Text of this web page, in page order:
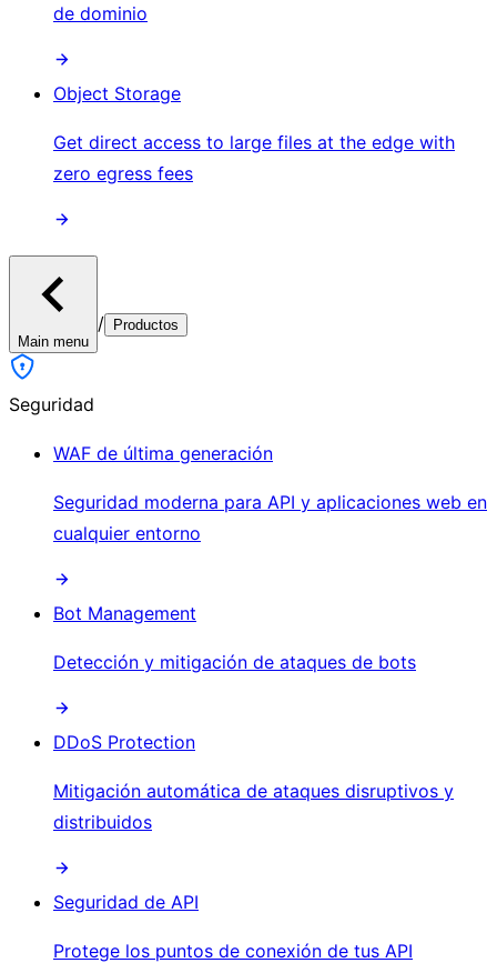
de dominio
Object Storage
Get direct access to large files at the edge with
zero egress fees
Main menu
/ Productos
Seguridad
WAF de última generación
Seguridad moderna para API y aplicaciones web en
cualquier entorno
Bot Management
Detección y mitigación de ataques de bots
DDoS Protection
Mitigación automática de ataques disruptivos y
distribuidos
Seguridad de API
Protege los puntos de conexión de tus API